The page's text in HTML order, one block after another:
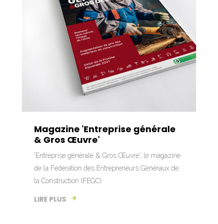
Magazine 'Entreprise générale
& Gros Œuvre'
'Entreprise générale & Gros Œuvre', le magazine
de la Fédération des Entrepreneurs Généraux de
la Construction (FEGC).
LIRE PLUS